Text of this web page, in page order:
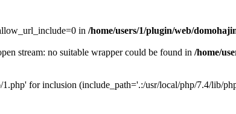
in /home/users/1/plugin/web/
stream: no suitable wrapper could be found in /home/
for inclusion (include_path='.:/usr/local/php/7.4/lib/